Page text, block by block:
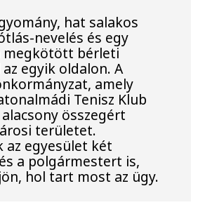
hat salakos
nevelés és egy
megkötött bérleti
egyik oldalon. A
amely
Tenisz Klub
összegért
területet.
az egyesület két
a polgármestert is,
hol tart most az ügy.